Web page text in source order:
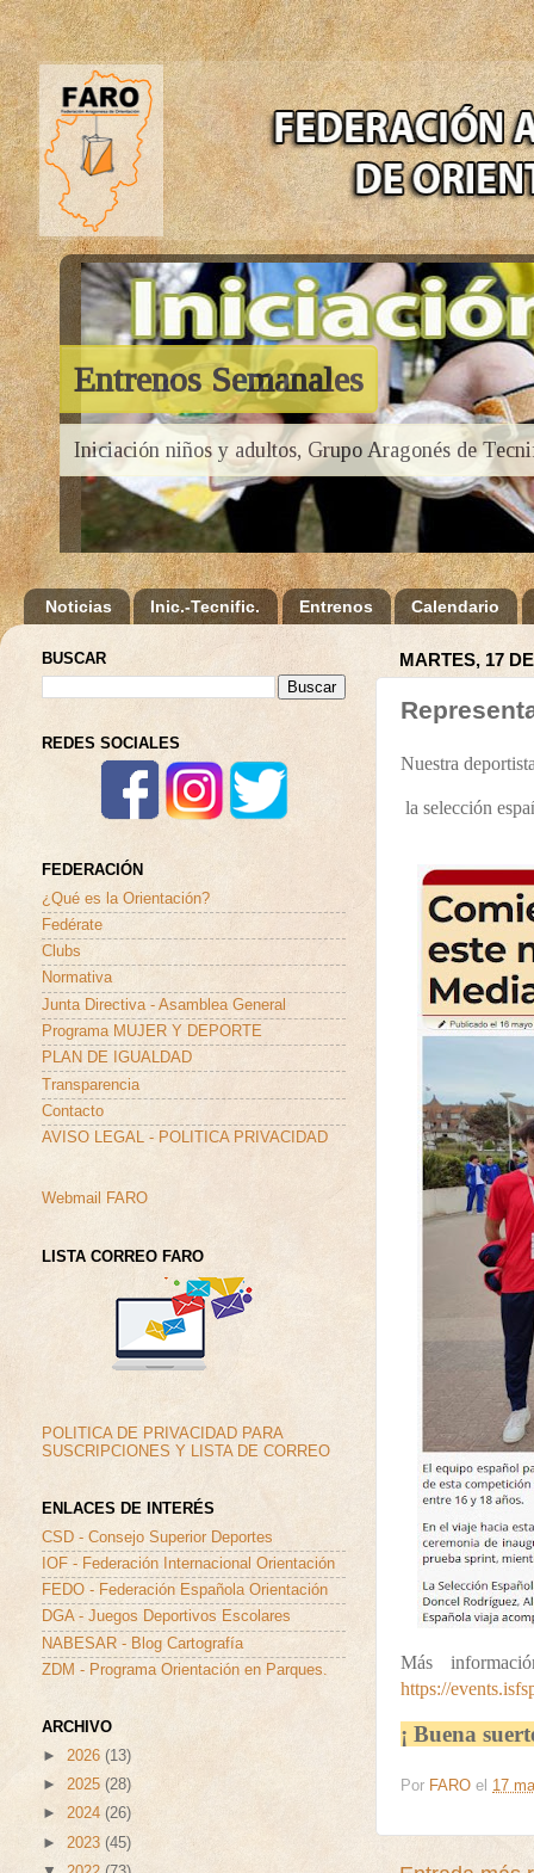
Entrenos Semanales
Iniciación niños y adultos, Grupo Aragonés de
Noticias Inic.-Tecnific. Entrenos Calendario
MARTES, 17
Nuestra
la selección
Más
https://
¡ Buena
Por FARO el 17
BUSCAR
REDES SOCIALES
FEDERACIÓN
¿Qué es la Orientación?
Fedérate
Clubs
Normativa
Junta Directiva - Asamblea General
Programa MUJER Y DEPORTE
PLAN DE IGUALDAD
Transparencia
Contacto
AVISO LEGAL - POLITICA PRIVACIDAD
Webmail FARO
LISTA CORREO FARO
POLITICA DE PRIVACIDAD PARA
SUSCRIPCIONES Y LISTA DE CORREO
ENLACES DE INTERÉS
CSD - Consejo Superior Deportes
IOF - Federación Internacional Orientación
FEDO - Federación Española Orientación
DGA - Juegos Deportivos Escolares
NABESAR - Blog Cartografía
ZDM - Programa Orientación en Parques.
ARCHIVO
► 2026 (13)
► 2025 (28)
► 2024 (26)
► 2023 (45)